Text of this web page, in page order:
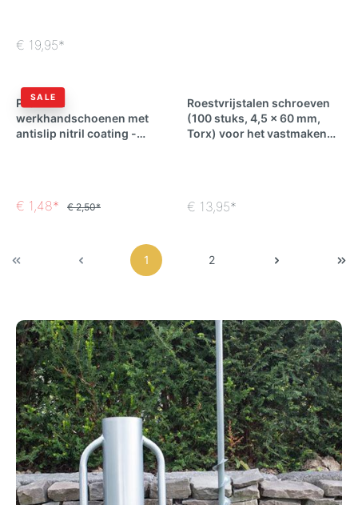
€ 19,95*
SALE
Premium
werkhandschoenen met
antislip nitril coating -
€ 1,48* € 2,50*
Roestvrijstalen schroeven
(100 stuks, 4,5 x 60 mm,
Torx) voor het vastmaken
€ 13,95*
1 2